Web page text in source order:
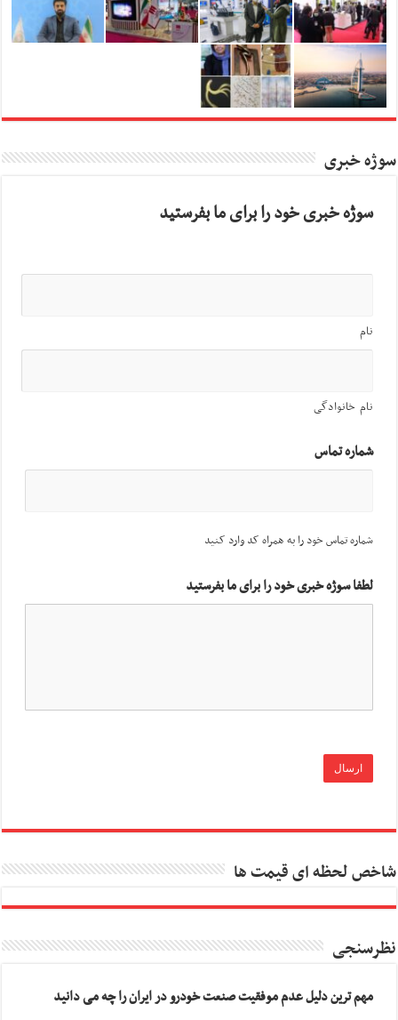
سوژه خبری
سوژه خبری خود را برای ما بفرستید
نام
نام خانوادگی
شماره تماس
شماره تماس خود را به همراه کد وارد کنید
لطفا سوژه خبری خود را برای ما بفرستید
شاخص لحظه ای قیمت ها
نظرسنجی
مهم ترین دلیل عدم موفقیت صنعت خودرو در ایران را چه می دانید